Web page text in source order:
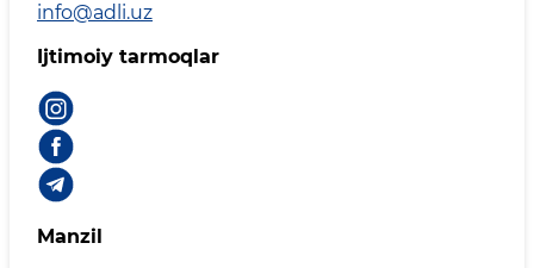
info@adli.uz
Ijtimoiy tarmoqlar
Manzil